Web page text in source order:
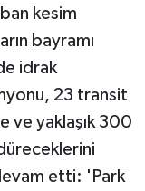
kesim
bayramı
idrak
23 transit
ve yaklaşık 300
etti: 'Park